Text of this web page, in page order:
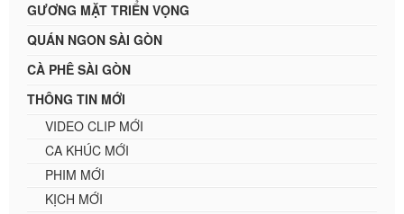
GƯƠNG MẶT TRIỂN VỌNG
QUÁN NGON SÀI GÒN
CÀ PHÊ SÀI GÒN
THÔNG TIN MỚI
VIDEO CLIP MỚI
CA KHÚC MỚI
PHIM MỚI
KỊCH MỚI